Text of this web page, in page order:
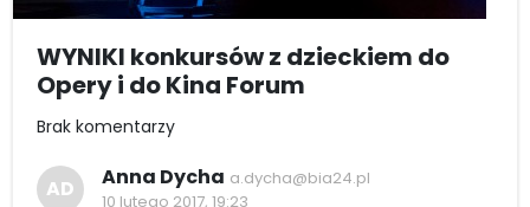
WYNIKI konkursów z dzieckiem do
Opery i do Kina Forum
Brak komentarzy
AD Anna Dycha a.dycha@bia24.pl
10 lutego 2017, 19:23